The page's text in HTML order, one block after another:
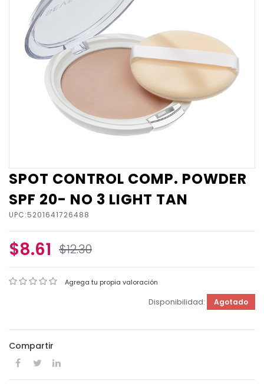
SPOT CONTROL COMP. POWDER
SPF 20- NO 3 LIGHT TAN
UPC:5201641726488
$8.61 $12.30
Agrega tu propia valoración
Disponibilidad: Agotado
Compartir